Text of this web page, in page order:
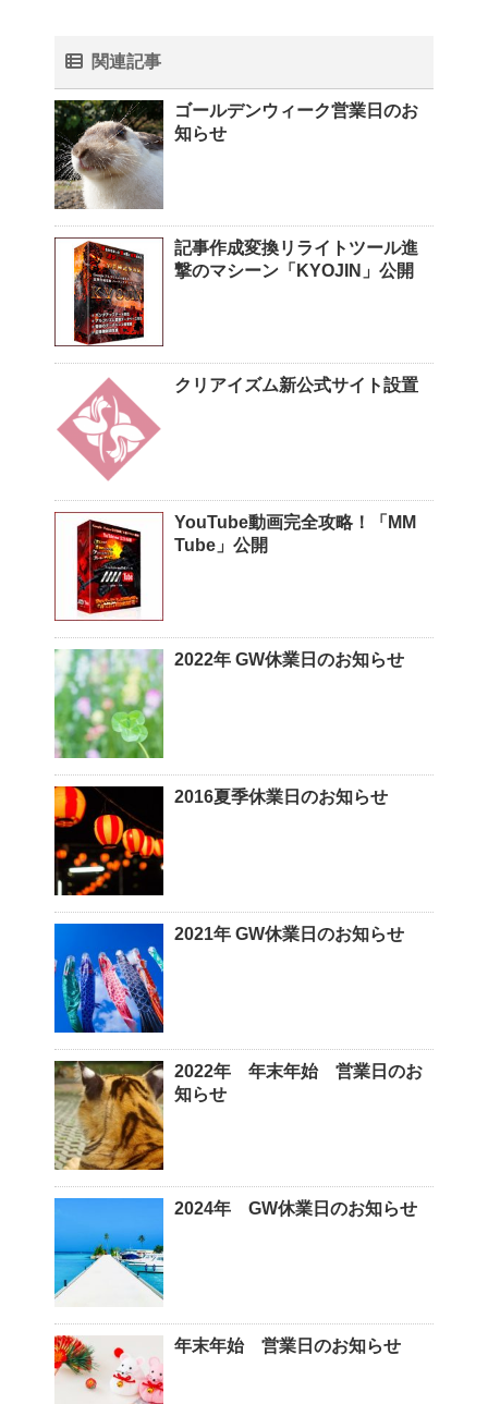
関連記事
ゴールデンウィーク営業日のお
知らせ
記事作成変換リライトツール進
撃のマシーン「KYOJIN」公開
クリアイズム新公式サイト設置
YouTube動画完全攻略！「MM
Tube」公開
2022年 GW休業日のお知らせ
2016夏季休業日のお知らせ
2021年 GW休業日のお知らせ
2022年 年末年始 営業日のお
知らせ
2024年 GW休業日のお知らせ
年末年始 営業日のお知らせ